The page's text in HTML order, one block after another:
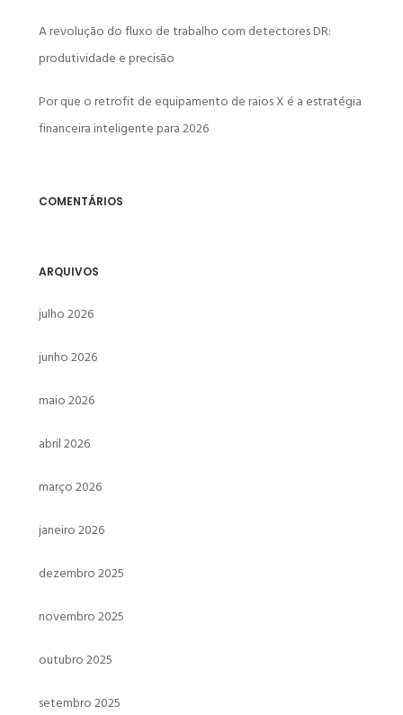
A revolução do fluxo de trabalho com detectores DR:
produtividade e precisão
Por que o retrofit de equipamento de raios X é a estratégia
financeira inteligente para 2026
COMENTÁRIOS
ARQUIVOS
julho 2026
junho 2026
maio 2026
abril 2026
março 2026
janeiro 2026
dezembro 2025
novembro 2025
outubro 2025
setembro 2025